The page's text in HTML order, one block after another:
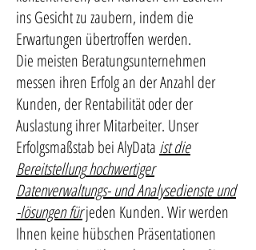
ins Gesicht zu zaubern, indem die
Erwartungen übertroffen werden.
Die meisten Beratungsunternehmen
messen ihren Erfolg an der Anzahl der
Kunden, der Rentabilität oder der
Auslastung ihrer Mitarbeiter. Unser
Erfolgsmaßstab bei AlyData ist die
Bereitstellunghochwertiger
Datenverwaltungs- und Analysedienste und
-lösungen fürjeden Kunden. Wir werden
Ihnen keine hübschen Präsentationen